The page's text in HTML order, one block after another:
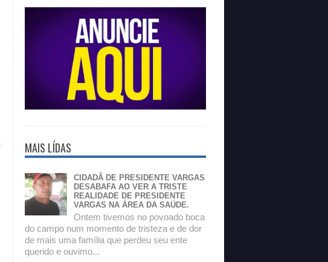
MAIS LÍDAS
CIDADÃ DE PRESIDENTE VARGAS
DESABAFA AO VER A TRISTE
REALIDADE DE PRESIDENTE
VARGAS NA ÁREA DA SAÚDE.
Ontem tivemos no povoado boca
do campo num momento de tristeza e de dor
de mais uma família que perdeu seu ente
querido e ouvimo...